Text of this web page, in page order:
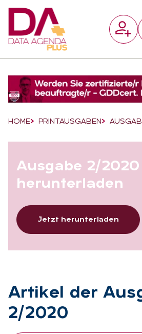
Breadcrumb-Navigation
HOME PRINTAUSGABEN
Aus­ga­be 2/
her­un­ter­la­den
Jetzt herunterladen
Ar­ti­kel der
2/2020